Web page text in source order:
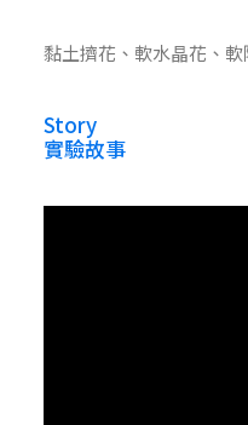
黏土擠花、軟水晶花、軟
Story
實驗故事